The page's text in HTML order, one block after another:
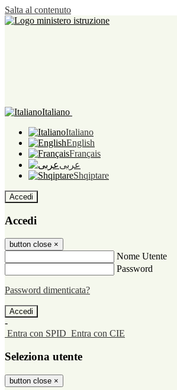
Salta al contenuto
Italiano
Italiano
English
Français
عربى
Shqiptare
Accedi
Accedi
button close ×
Nome Utente
Password
Password dimenticata?
-
Entra con SPID Entra con CIE
Seleziona utente
button close ×